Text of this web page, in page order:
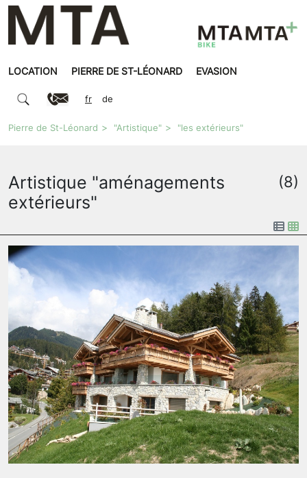
LOCATION PIERRE DE ST-LÉONARD EVASION
fr de
Pierre de St-Léonard "Artistique" "les extérieurs"
Artistique "aménagements
extérieurs"
(8)